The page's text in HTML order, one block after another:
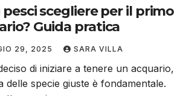
pesci scegliere per il primo
Guida pratica
29, 2025 SARA VILLA
di iniziare a tenere un acquario,
delle specie giuste è fondamentale.